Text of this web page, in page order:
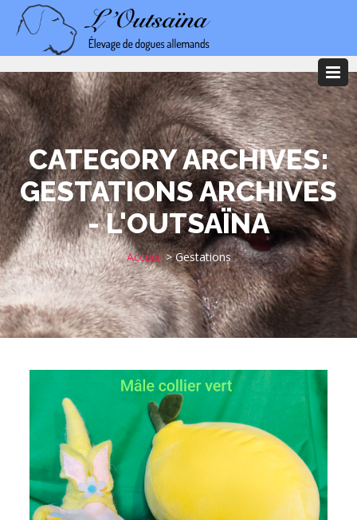
CATEGORY ARCHIVES:
GESTATIONS ARCHIVES
- L'OUTSAÏNA
Accueil >Gestations